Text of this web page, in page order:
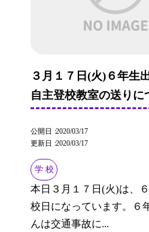
３月１７日(火)６年生
自主登校教室の送りに
公開日 2020/03/17
更新日 2020/03/17
学 校
本日３月１７日(火)は、
校日になっています。６
んは交通事故に...